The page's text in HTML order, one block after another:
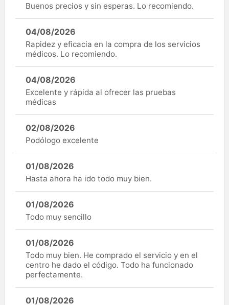
Buenos precios y sin esperas. Lo recomiendo.
04/08/2026
Rapidez y eficacia en la compra de los servicios
médicos. Lo recomiendo.
04/08/2026
Excelente y rápida al ofrecer las pruebas
médicas
02/08/2026
Podólogo excelente
01/08/2026
Hasta ahora ha ido todo muy bien.
01/08/2026
Todo muy sencillo
01/08/2026
Todo muy bien. He comprado el servicio y en el
centro he dado el código. Todo ha funcionado
perfectamente.
01/08/2026